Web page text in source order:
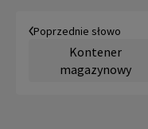
Poprzednie słowo
Kontener
magazynowy